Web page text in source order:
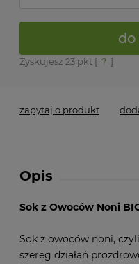
do
Zyskujesz 23 pkt [ ? ]
zapytaj o produkt
Opis
Sok z Owoców Noni
Sok z owoców noni,
szereg działań